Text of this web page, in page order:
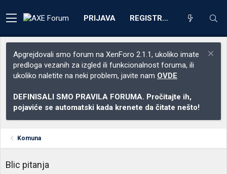
PRIJAVA REGISTRACIJA
Apgrejdovali smo forum na XenForo 2.1.1, ukoliko imate
predloga vezanih za izgled ili funkcionalnost foruma, ili
ukoliko naletite na neki problem, javite nam OVDE
DEFINISALI SMO PRAVILA FORUMA. Pročitajte ih,
pojaviće se automatski kada krenete da čitate nešto!
Komuna
Blic pitanja